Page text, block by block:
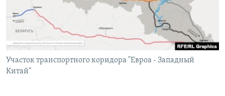
СОЦИАЛЬНЫЕ СЕТИ
Все сайты РСЕ/РС
Участок транспортного коридора "Евроа - Западный
Китай"